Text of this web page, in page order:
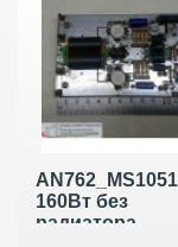
AN762_MS1051
160Вт без
радиатора